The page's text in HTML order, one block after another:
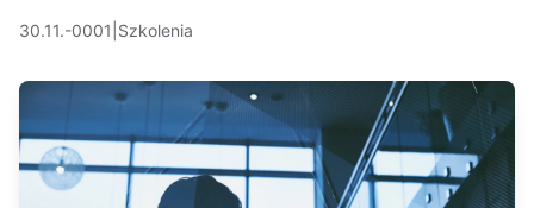
30.11.-0001 Szkolenia